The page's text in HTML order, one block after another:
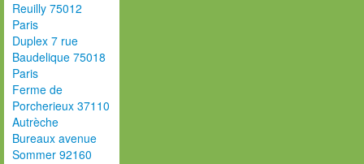
Reuilly 75012
Paris
Duplex 7 rue
Baudelique 75018
Paris
Ferme de
Porcherieux 37110
Autrèche
Bureaux avenue
Sommer 92160